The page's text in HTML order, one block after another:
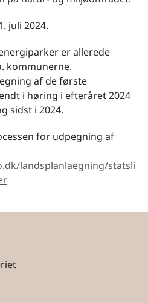
juli 2024.
er allerede
kommunerne.
af de første
i høring i efteråret 2024
sidst i 2024.
for udpegning af
landsplanlaegning/statsli